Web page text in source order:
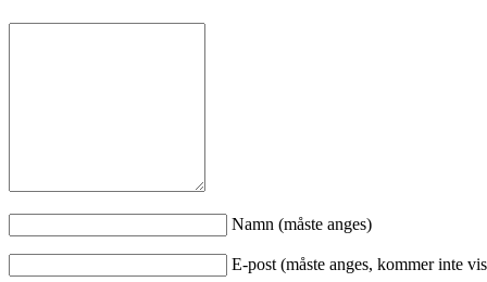
Namn (måste anges)
E-post (måste anges, kommer inte